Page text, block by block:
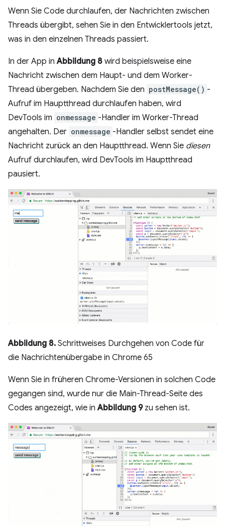
Wenn Sie Code durchlaufen, der Nachrichten zwischen
Threads übergibt, sehen Sie in den Entwicklertools jetzt,
was in den einzelnen Threads passiert.
In der App inAbbildung 8 wird beispielsweise eine
Nachricht zwischen dem Haupt- und dem Worker-
Thread übergeben. Nachdem Sie den postMessage() -
Aufruf im Hauptthread durchlaufen haben, wird
DevTools im onmessage -Handler im Worker-Thread
angehalten. Der onmessage -Handler selbst sendet eine
Nachricht zurück an den Hauptthread. Wenn Sie diesen
Aufruf durchlaufen, wird DevTools im Hauptthread
pausiert.
Abbildung 8. Schrittweises Durchgehen von Code für
die Nachrichtenübergabe in Chrome 65
Wenn Sie in früheren Chrome-Versionen in solchen Code
gegangen sind, wurde nur die Main-Thread-Seite des
Codes angezeigt, wie inAbbildung 9zu sehen ist.